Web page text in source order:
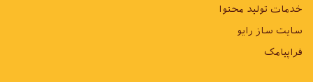
خدمات تولید محتوا
سایت ساز رایو
فراپیامک